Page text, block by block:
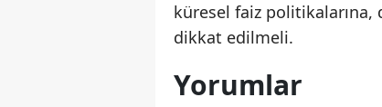
küresel faiz politikalarına,
dikkat edilmeli.
Yorumlar